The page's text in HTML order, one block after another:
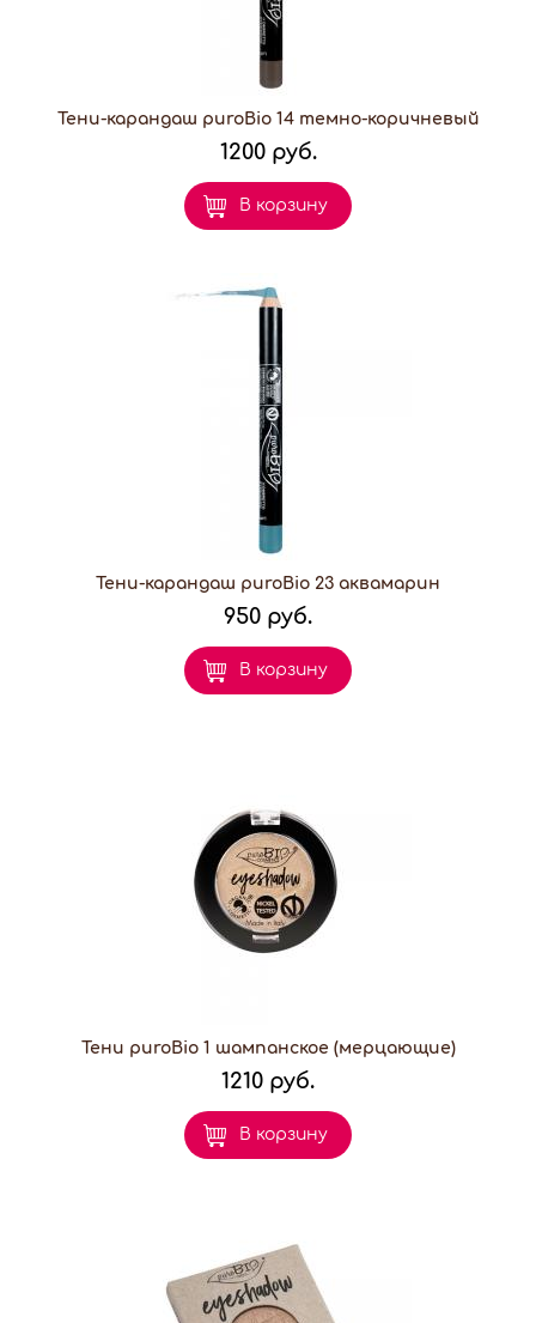
Тени-карандаш puroBio 14 темно-коричневый
1200 руб.
В корзину
Тени-карандаш puroBio 23 аквамарин
950 руб.
В корзину
Тени puroBio 1 шампанское (мерцающие)
1210 руб.
В корзину